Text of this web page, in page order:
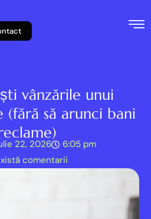
vânzările unui
(fără să arunci bani
22, 2026
6:05 pm
comentarii